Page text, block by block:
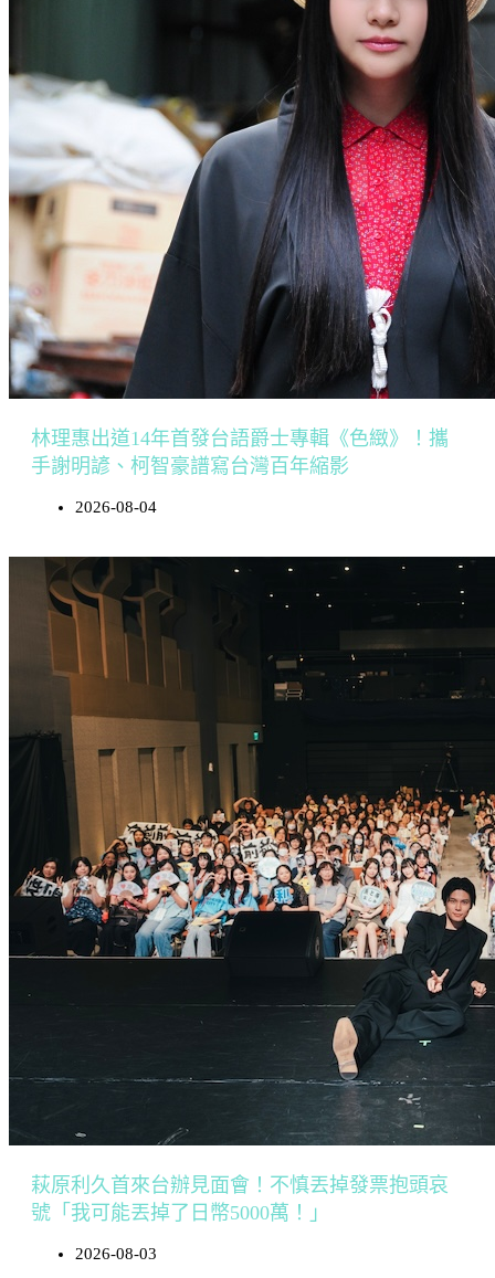
林理惠出道14年首發台語爵士專輯《色緻》！攜
手謝明諺、柯智豪譜寫台灣百年縮影
2026-08-04
萩原利久首來台辦見面會！不慎丟掉發票抱頭哀
號「我可能丟掉了日幣5000萬！」
2026-08-03